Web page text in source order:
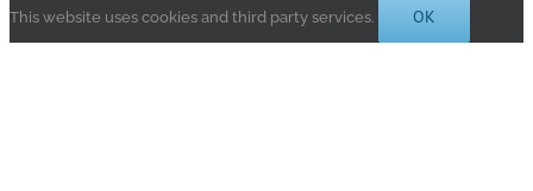
This website uses cookies and third party services. OK